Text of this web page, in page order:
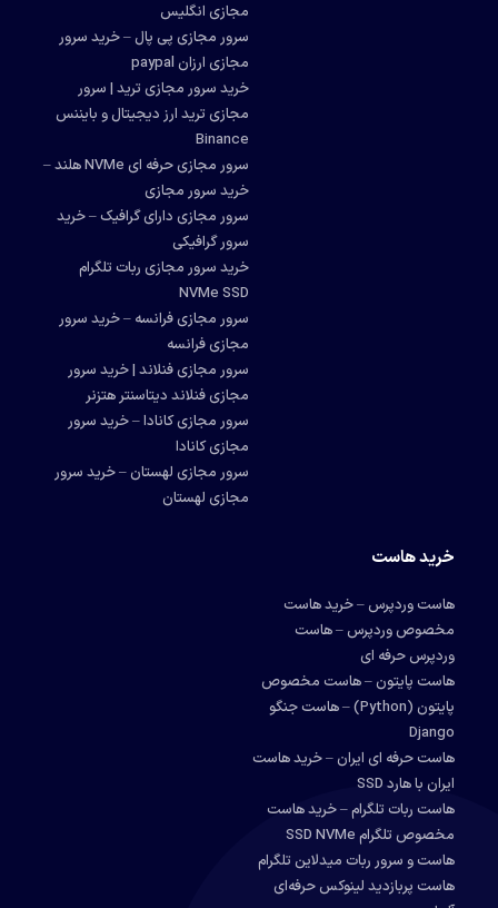
مجازی انگلیس
سرور مجازی پی پال – خرید سرور
مجازی ارزان paypal
خرید سرور مجازی ترید | سرور
مجازی ترید ارز دیجیتال و بایننس
Binance
سرور مجازی حرفه ای NVMe هلند –
خرید سرور مجازی
سرور مجازی دارای گرافیک – خرید
سرور گرافیکی
خرید سرور مجازی ربات تلگرام
NVMe SSD
سرور مجازی فرانسه – خرید سرور
مجازی فرانسه
سرور مجازی فنلاند | خرید سرور
مجازی فنلاند دیتاسنتر هتزنر
سرور مجازی کانادا – خرید سرور
مجازی کانادا
سرور مجازی لهستان – خرید سرور
مجازی لهستان
خرید هاست
هاست وردپرس – خرید هاست
مخصوص وردپرس – هاست
وردپرس حرفه ای
هاست پایتون – هاست مخصوص
پایتون (Python) – هاست جنگو
Django
هاست حرفه ای ایران – خرید هاست
ایران با هارد SSD
هاست ربات تلگرام – خرید هاست
مخصوص تلگرام SSD NVMe
هاست و سرور ربات میدلاین تلگرام
هاست پربازدید لینوکس حرفه‌ای